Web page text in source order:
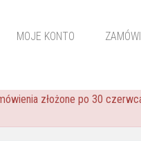
MOJE KONTO
złożone po 30